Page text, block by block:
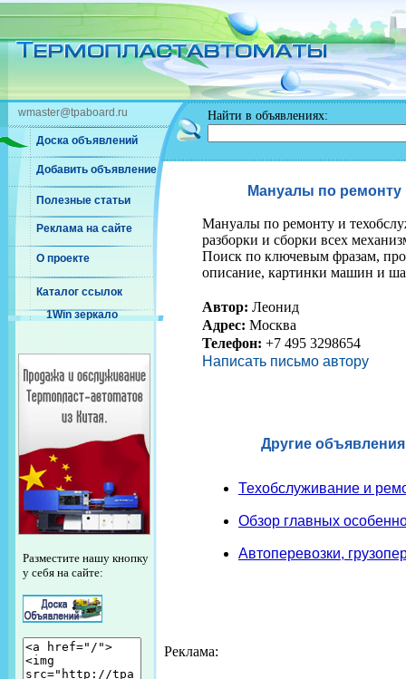
wmaster@tpaboard.ru
Доска объявлений
Добавить объявление
Полезные статьи
Реклама на сайте
О проекте
Каталог ссылок
1Win зеркало
Разместите нашу кнопку
у себя на сайте:
Найти в объявлениях:
Мануалы по
Мануалы по ремонту и
разборки и сборки всех
Поиск по ключевым фразам,
описание, картинки машин и
Автор: Леонид
Адрес: Москва
Телефон: +7 495 3298654
Написать письмо автору
Другие
Техобслуживание и
Обзор главных
Автоперевозки,
Реклама: